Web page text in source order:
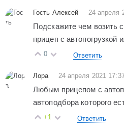
Гость Алексей 24 апреля
Подскажите чем возить
прицеп с автопогрузкой
0 Ответить
Лора 24 апреля 2021
Любым прицепом с
автоподбора которого
+1 Ответить